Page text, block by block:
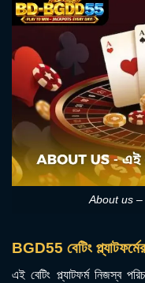
About us –
BGD55 বেটিং
এই বেটিং প্ল্যাটফর্ম নিজস্ব